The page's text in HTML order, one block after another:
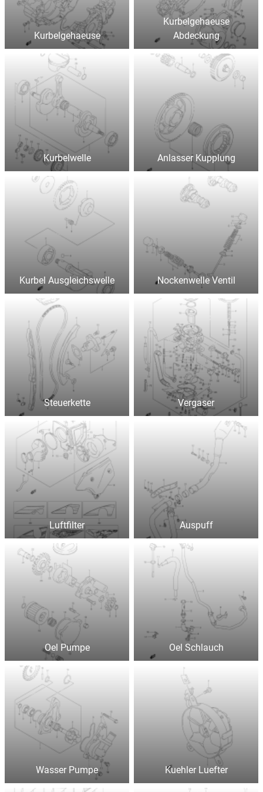
Kurbelgehaeuse
Kurbelgehaeuse
Abdeckung
Kurbelwelle Anlasser Kupplung
Kurbel Ausgleichswelle Nockenwelle Ventil
Steuerkette Vergaser
Luftfilter Auspuff
Oel Pumpe Oel Schlauch
Wasser Pumpe Kuehler Luefter